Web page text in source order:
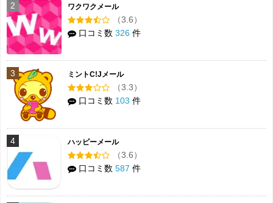
2 ワクワクメール
（3.6）
口コミ数 326 件
3 ミントC!Jメール
（3.3）
口コミ数 103 件
4 ハッピーメール
（3.6）
口コミ数 587 件